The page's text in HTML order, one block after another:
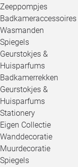
Zeeppompjes
Badkameraccessoires
Wasmanden
Spiegels
Geurstokjes &
Huisparfums
Badkamerrekken
Geurstokjes &
Huisparfums
Stationery
Eigen Collectie
Wanddecoratie
Muurdecoratie
Spiegels